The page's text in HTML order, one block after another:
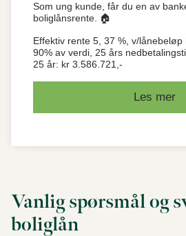
Som ung kunde, får du en av
boliglånsrente. 🏠
Effektiv rente 5, 37 %, v/
90% av verdi, 25 års
25 år: kr 3.586.721,-
Les mer
Vanlig spørsmål og
boliglån